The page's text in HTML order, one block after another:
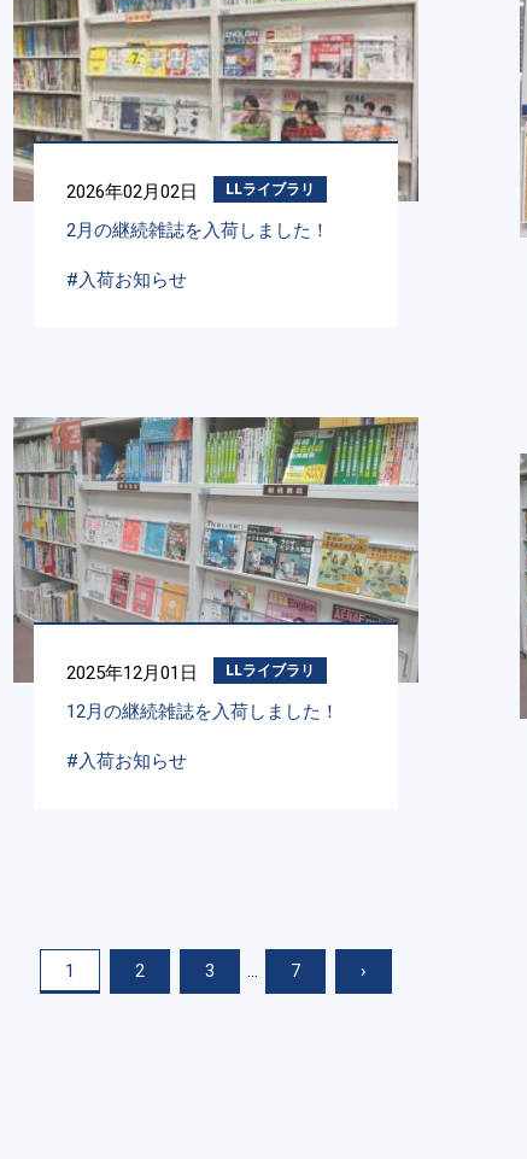
2026年02月02日 LLライブラリ
2月の継続雑誌を入荷しました！
#入荷お知らせ
2025年12月01日 LLライブラリ
12月の継続雑誌を入荷しました！
#入荷お知らせ
1 2 3 ... 7 ›